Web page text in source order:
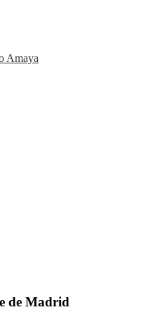
Amaya
de Madrid